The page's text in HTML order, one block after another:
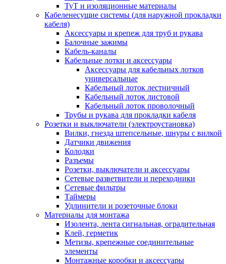
ТуТ и изоляционные материалы
Кабеленесущие системы (для наружной прокладки
кабеля)
Аксессуары и крепеж для труб и рукава
Балочные зажимы
Кабель-каналы
Кабельные лотки и аксессуары
Аксессуары для кабельных лотков
универсальные
Кабельный лоток лестничный
Кабельный лоток листовой
Кабельный лоток проволочный
Трубы и рукава для прокладки кабеля
Розетки и выключатели (электроустановка)
Вилки, гнезда штепсельные, шнуры с вилкой
Датчики движения
Колодки
Разъемы
Розетки, выключатели и аксессуары
Сетевые разветвители и переходники
Сетевые фильтры
Таймеры
Удлинители и розеточные блоки
Материалы для монтажа
Изолента, лента сигнальная, оградительная
Клей, герметик
Метизы, крепежные соединительные
элементы
Монтажные коробки и аксессуары